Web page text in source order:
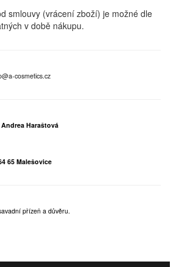
smlouvy (vrácení zboží) je možné dle
v době nákupu.
cosmetics.cz
Andrea Haraštová
65 Malešovice
přízeň a důvěru.